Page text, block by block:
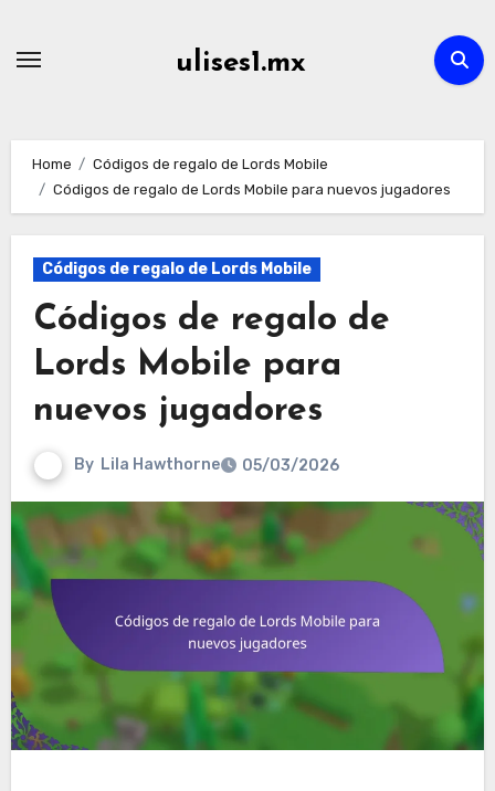
ulises1.mx
Home
Códigos de regalo de Lords Mobile
Códigos de regalo de Lords Mobile para nuevos jugadores
Códigos de regalo de Lords Mobile
Códigos de regalo de
Lords Mobile para
nuevos jugadores
By Lila Hawthorne 05/03/2026